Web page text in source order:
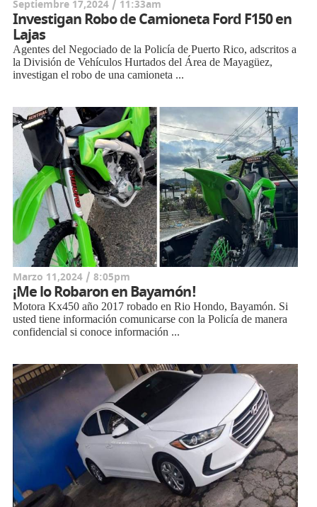
Septiembre 17,2024 / 11:33am
Investigan Robo de Camioneta Ford F150 en
Lajas
Agentes del Negociado de la Policía de Puerto Rico, adscritos a
la División de Vehículos Hurtados del Área de Mayagüez,
investigan el robo de una camioneta ...
Marzo 11,2024 / 8:05pm
¡Me lo Robaron en Bayamón!
Motora Kx450 año 2017 robado en Rio Hondo, Bayamón. Si
usted tiene información comunicarse con la Policía de manera
confidencial si conoce información ...